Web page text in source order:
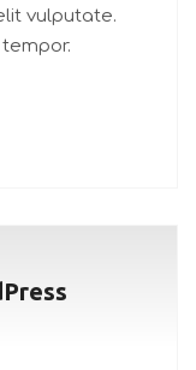
vulputate.